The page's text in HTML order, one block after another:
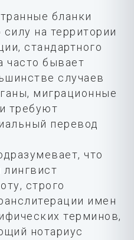
бланки
на территории
стандартного
часто бывает
случаев
миграционные
требуют
перевод
что
строго
имен
терминов,
нотариус